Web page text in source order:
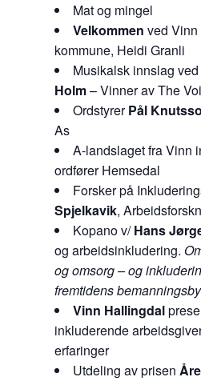
Mat og mingel
Velkommen ved Vinn
kommune, Heidi Granli
Musikalsk innslag ved
Holm– Vinner av The
OrdstyrerPål
As
A-landslaget fra Vinn
ordfører Hemsedal
Forsker på
Spjelkavik,
Kopano v/Hans
og arbeidsinkludering.
og omsorg – og
fremtidens
Vinn Hallingdal
inkluderende
erfaringer
Utdeling av prisen